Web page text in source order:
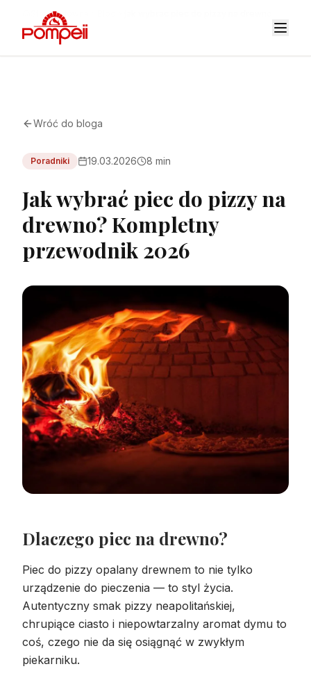
Strona główna
Wróć do bloga
Poradniki 19.03.2026 8 min
Jak wybrać piec do pizzy na
drewno? Kompletny
przewodnik 2026
Dlaczego piec na drewno?
Piec do pizzy opalany drewnem to nie tylko
urządzenie do pieczenia — to styl życia.
Autentyczny smak pizzy neapolitańskiej,
chrupiące ciasto i niepowtarzalny aromat dymu to
coś, czego nie da się osiągnąć w zwykłym
piekarniku.